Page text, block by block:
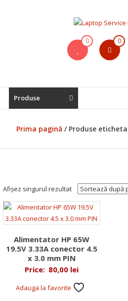
Bistrita,
Service
Laptop,
Reparatii
Notebook-
Macbook-
uri
0 0
Produse
Prima pagină / Produse
Afișez singurul rezultat
Alimentator HP 65W
19.5V 3.33A conector 4.5
x 3.0 mm PIN
Price: 80,00 lei
Adauga la favorite